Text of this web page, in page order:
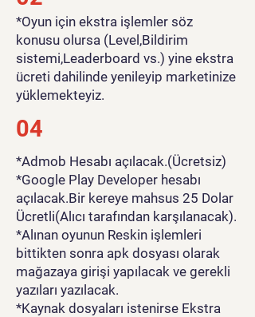
*Oyun için ekstra işlemler söz
konusu olursa (Level,Bildirim
sistemi,Leaderboard vs.) yine ekstra
ücreti dahilinde yenileyip marketinize
yüklemekteyiz.
04
*Admob Hesabı açılacak.(Ücretsiz)
*Google Play Developer hesabı
açılacak.Bir kereye mahsus 25 Dolar
Ücretli(Alıcı tarafından karşılanacak).
*Alınan oyunun Reskin işlemleri
bittikten sonra apk dosyası olarak
mağazaya girişi yapılacak ve gerekli
yazıları yazılacak.
*Kaynak dosyaları istenirse Ekstra